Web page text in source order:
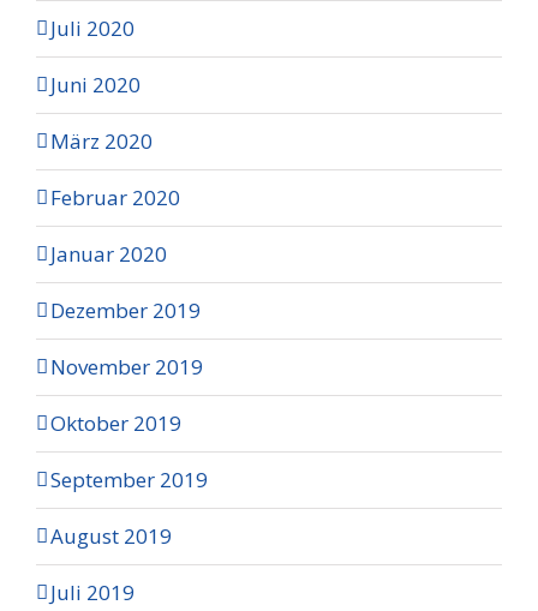
Juli 2020
Juni 2020
März 2020
Februar 2020
Januar 2020
Dezember 2019
November 2019
Oktober 2019
September 2019
August 2019
Juli 2019